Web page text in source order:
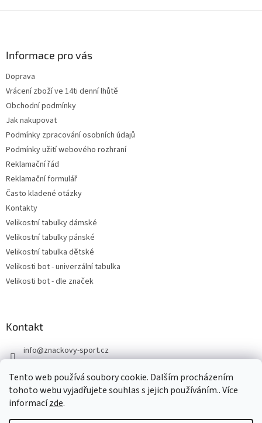
Tento web používá soubory cookie. Dalším procházením
tohoto webu vyjadřujete souhlas s jejich používáním.. Více
informacízde.
Informace pro vás
Doprava
Vrácení zboží ve 14ti denní lhůtě
Obchodní podmínky
Jak nakupovat
Podmínky zpracování osobních údajů
Podmínky užití webového rozhraní
Reklamační řád
Reklamační formulář
Často kladené otázky
Kontakty
Velikostní tabulky dámské
Velikostní tabulky pánské
Velikostní tabulka dětské
Velikosti bot - univerzální tabulka
Velikosti bot - dle značek
Kontakt
info@znackovy-sport.cz